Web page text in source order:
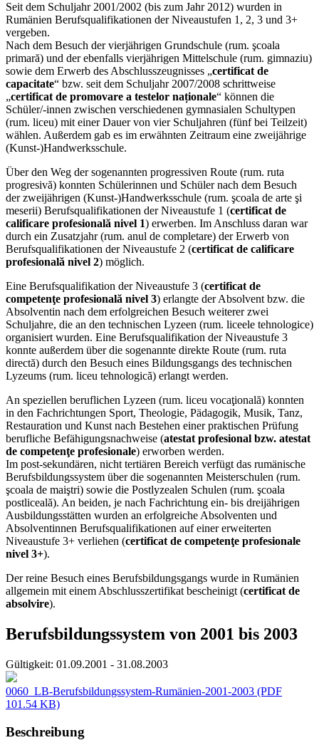
Seit dem Schuljahr 2001/2002 (bis zum Jahr 2012) wurden in
Rumänien Berufsqualifikationen der Niveaustufen 1, 2, 3 und 3+
vergeben.
Nach dem Besuch der vierjährigen Grundschule (rum. şcoala
primară) und der ebenfalls vierjährigen Mittelschule (rum. gimnaziu)
sowie dem Erwerb des Abschlusszeugnisses „certificat de
capacitate“ bzw. seit dem Schuljahr 2007/2008 schrittweise
„certificat de promovare a testelor naționale“ können die
Schüler/-innen zwischen verschiedenen gymnasialen Schultypen
(rum. liceu) mit einer Dauer von vier Schuljahren (fünf bei Teilzeit)
wählen. Außerdem gab es im erwähnten Zeitraum eine zweijährige
(Kunst-)Handwerksschule.
Über den Weg der sogenannten progressiven Route (rum. ruta
progresivă) konnten Schülerinnen und Schüler nach dem Besuch
der zweijährigen (Kunst-)Handwerksschule (rum. şcoala de arte şi
meserii) Berufsqualifikationen der Niveaustufe 1 (certificat de
calificare profesională nivel 1) erwerben. Im Anschluss daran war
durch ein Zusatzjahr (rum. anul de completare) der Erwerb von
Berufsqualifikationen der Niveaustufe 2 (certificat de calificare
profesională nivel 2) möglich.
Eine Berufsqualifikation der Niveaustufe 3 (certificat de
competenţe profesională nivel 3) erlangte der Absolvent bzw. die
Absolventin nach dem erfolgreichen Besuch weiterer zwei
Schuljahre, die an den technischen Lyzeen (rum. liceele tehnologice)
organisiert wurden. Eine Berufsqualifikation der Niveaustufe 3
konnte außerdem über die sogenannte direkte Route (rum. ruta
directă) durch den Besuch eines Bildungsgangs des technischen
Lyzeums (rum. liceu tehnologică) erlangt werden.
An speziellen beruflichen Lyzeen (rum. liceu vocaţională) konnten
in den Fachrichtungen Sport, Theologie, Pädagogik, Musik, Tanz,
Restauration und Kunst nach Bestehen einer praktischen Prüfung
berufliche Befähigungsnachweise (atestat profesional bzw. atestat
de competenţe profesionale) erworben werden.
Im post-sekundären, nicht tertiären Bereich verfügt das rumänische
Berufsbildungssystem über die sogenannten Meisterschulen (rum.
şcoala de maiştri) sowie die Postlyzealen Schulen (rum. şcoala
postliceală). An beiden, je nach Fachrichtung ein- bis dreijährigen
Ausbildungsstätten wurden an erfolgreiche Absolventen und
Absolventinnen Berufsqualifikationen auf einer erweiterten
Niveaustufe 3+ verliehen (certificat de competenţe profesionale
nivel 3+).
Der reine Besuch eines Berufsbildungsgangs wurde in Rumänien
allgemein mit einem Abschlusszertifikat bescheinigt (certificat de
absolvire).
Berufsbildungssystem von 2001 bis 2003
Gültigkeit: 01.09.2001 - 31.08.2003
0060_LB-Berufsbildungssystem-Rumänien-2001-2003 (PDF
101.54 KB)
Beschreibung